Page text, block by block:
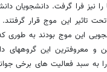
نیز فرا گرفت. دانشجویان
تاثیر این موج قرار گرفتند.
این موج بودند به طوری
و معروفترین این گروههای
به سبد فعالیت های برخی